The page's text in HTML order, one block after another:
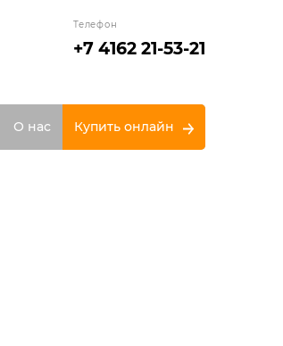
Телефон
+7 4162 21-53-21
О нас Купить онлайн